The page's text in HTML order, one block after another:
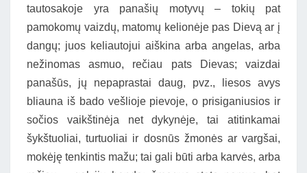
tautosakoje yra panašių motyvų – tokių pat
pamokomų vaizdų, matomų kelionėje pas Dievą ar į
dangų; juos keliautojui aiškina arba angelas, arba
nežinomas asmuo, rečiau pats Dievas; vaizdai
panašūs, jų nepaprastai daug, pvz., liesos avys
bliauna iš bado vešlioje pievoje, o prisiganiusios ir
sočios vaikštinėja net dykynėje, tai atitinkamai
šykštuoliai, turtuoliai ir dosnūs žmonės ar vargšai,
mokėję tenkintis mažu; tai gali būti arba karvės, arba